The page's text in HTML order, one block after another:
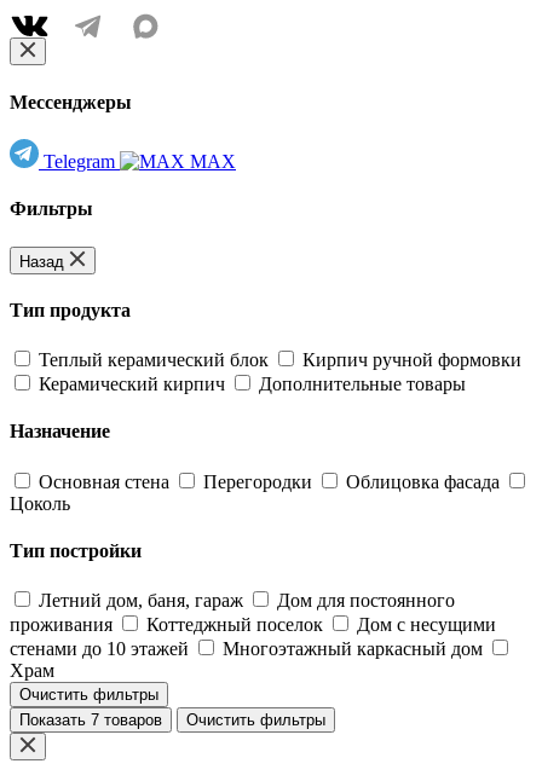
Мессенджеры
Telegram MAX
Фильтры
Назад
Тип продукта
Теплый керамический блок
Кирпич ручной формовки
Керамический кирпич
Дополнительные товары
Назначение
Основная стена Перегородки
Облицовка фасада
Цоколь
Тип постройки
Летний дом, баня, гараж
Дом для постоянного
проживания
Коттеджный поселок
Дом с несущими
стенами до 10 этажей
Многоэтажный каркасный дом
Храм
Очистить фильтры
Показать 7 товаров
Очистить фильтры